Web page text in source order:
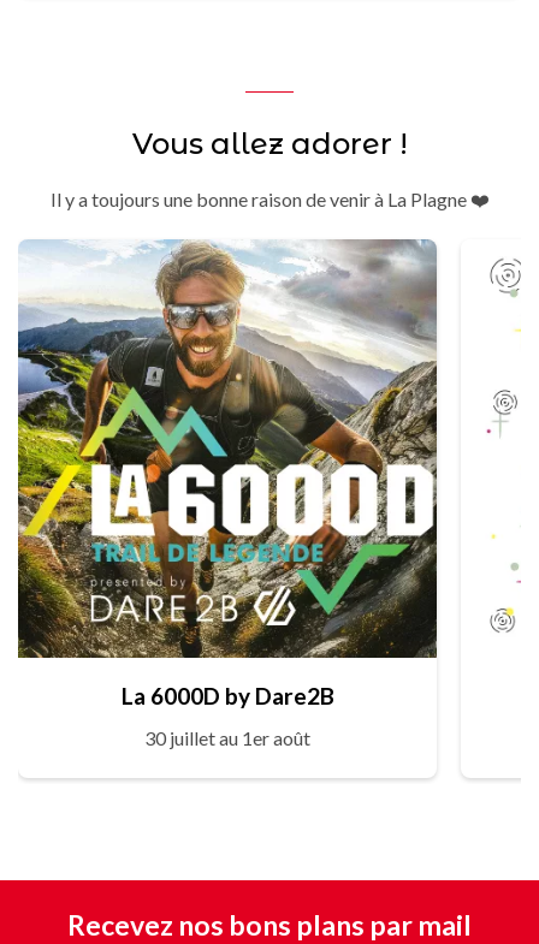
Vous allez adorer !
Il y a toujours une bonne raison de venir à La Plagne ❤️
La 6000D by Dare2B
30 juillet au 1er août
Recevez nos bons plans par mail